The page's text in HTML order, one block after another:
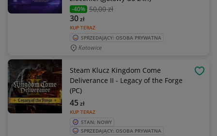
-40% 50,00 zł
KUP TERAZ
30zł
SPRZEDAJĄCY: OSOBA PRYWATNA
Katowice
Steam Klucz Kingdom Come
Deliverance II - Legacy of the Forge
(PC)
KUP TERAZ
45zł
STAN: NOWY
SPRZEDAJĄCY: OSOBA PRYWATNA